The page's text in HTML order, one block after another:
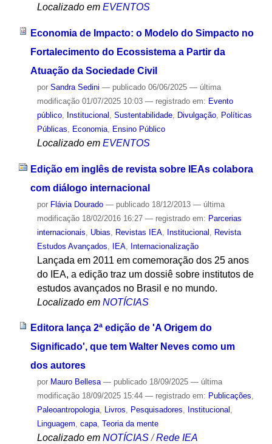
Localizado em EVENTOS
Economia de Impacto: o Modelo do Simpacto no
Fortalecimento do Ecossistema a Partir da
Atuação da Sociedade Civil
por Sandra Sedini — publicado06/06/2025 — última
modificação01/07/2025 10:03 — registrado em: Evento
público, Institucional Sustentabilidade, Divulgação,
Políticas
Públicas
Economia, Ensino Público
Localizado em EVENTOS
Edição em inglês de revista sobre IEAs colabora
com diálogo internacional
por Flávia Dourado — publicado18/12/2013 — última
modificação18/02/2016 16:27 — registrado em: Parcerias
internacionais
Ubias Revistas IEA, Institucional
Revista
Estudos Avançados
IEA, Internacionalização
Lançada em 2011 em comemoração dos 25 anos
do IEA, a edição traz um dossiê sobre institutos de
estudos avançados no Brasil e no mundo.
Localizado em NOTÍCIAS
Editora lança 2ª edição de 'A Origem do
Significado', que tem Walter Neves como um
dos autores
por Mauro Bellesa — publicado18/09/2025 — última
modificação18/09/2025 15:44 — registrado em: Publicações,
Paleoantropologia, Livros, Pesquisadores, Institucional ,
Linguagem, capa, Teoria da mente
Localizado em NOTÍCIAS /Rede IEA